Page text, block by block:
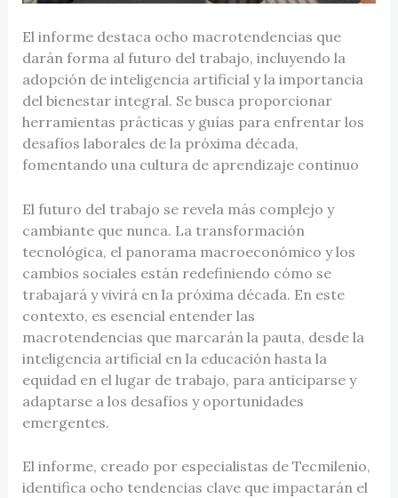
El informe destaca ocho macrotendencias que
darán forma al futuro del trabajo, incluyendo la
adopción de inteligencia artificial y la importancia
del bienestar integral. Se busca proporcionar
herramientas prácticas y guías para enfrentar los
desafíos laborales de la próxima década,
fomentando una cultura de aprendizaje continuo
El futuro del trabajo se revela más complejo y
cambiante que nunca. La transformación
tecnológica, el panorama macroeconómico y los
cambios sociales están redefiniendo cómo se
trabajará y vivirá en la próxima década. En este
contexto, es esencial entender las
macrotendencias que marcarán la pauta, desde la
inteligencia artificial en la educación hasta la
equidad en el lugar de trabajo, para anticiparse y
adaptarse a los desafíos y oportunidades
emergentes.
El informe, creado por especialistas de Tecmilenio,
identifica ocho tendencias clave que impactarán el